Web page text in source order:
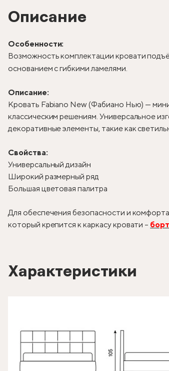
Описание
Особенности:
Возможность комплектации кровати
основанием с гибкими ламелями.
Описание:
Кровать Fabiano New (Фабиано Нью) —
классическим решениям. Универсальное
декоративные элементы, такие как
Свойства:
Универсальный дизайн
Широкий размерный ряд
Большая цветовая палитра
Для обеспечения безопасности и
который крепится к каркасу кровати –
Характеристики